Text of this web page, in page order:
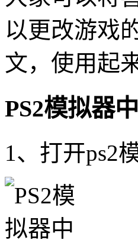
以更改游戏
文，使用起
PS2模拟器
1、打开ps2